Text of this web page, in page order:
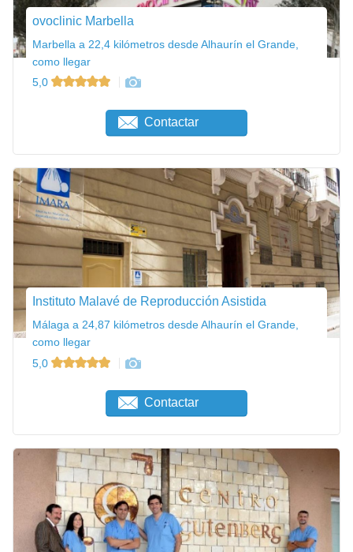
ovoclinic Marbella
Marbella a 22,4 kilómetros desde Alhaurín el Grande,
como llegar
5,0
Contactar
Instituto Malavé de Reproducción Asistida
Málaga a 24,87 kilómetros desde Alhaurín el Grande,
como llegar
5,0
Contactar